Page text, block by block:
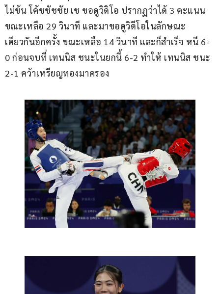
ไม่ข้น โค้ชชัชชัย เช ขอดูวิดิโอ ปรากฏว่าได้ 3 คะแนน
ขณะเหลือ 29 วินาที และมาขอดูวิดีโอในลักษณะ
เดียวกันอีกครั้ง ขณะเหลือ 14 วินาที และก็สำเร็จ หนี 6-
0 ก่อนจบที่ เทนนิส ชนะในยกนี้ 6-2 ทำให้ เทนนิส ชนะ
2-1 คว้าเหรียญทองมาครอง